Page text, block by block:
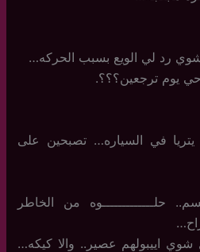
رد لي الويع بسبب الحركه…
يوم ترجعين؟؟؟.
يتريا في السياره… تصبحين على
حلـــــــــــــوه من الخاطر
اييبولهم عصير.. والا كيكه…